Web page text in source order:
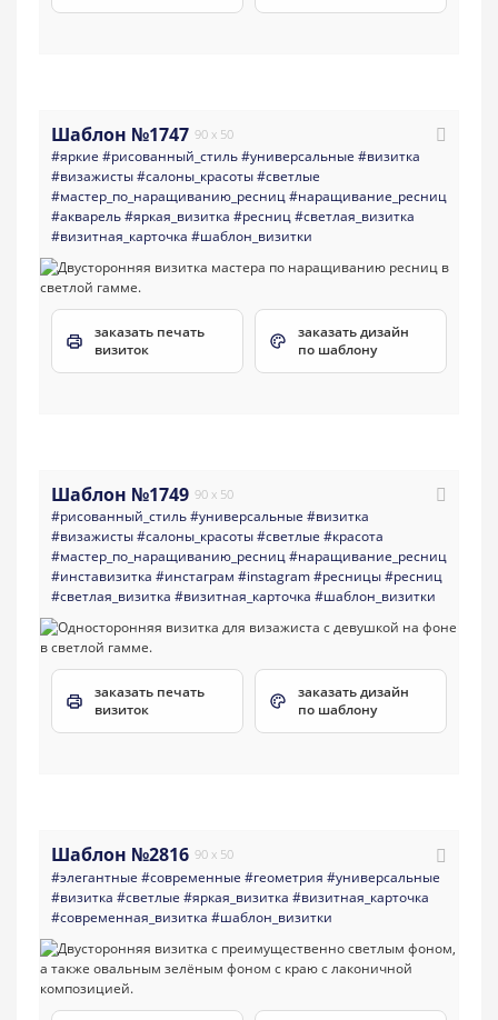
Шаблон №1747 90 x 50
#яркие #рисованный_стиль#универсальные #визитка
#визажисты#салоны_красоты#светлые
#мастер_по_наращиванию_ресниц#наращивание_ресниц
#акварель#яркая_визитка #ресниц#светлая_визитка
#визитная_карточка #шаблон_визитки
заказать печать
визиток
заказать дизайн
по шаблону
Шаблон №1749 90 x 50
#рисованный_стиль#универсальные #визитка
#визажисты#салоны_красоты#светлые #красота
#мастер_по_наращиванию_ресниц#наращивание_ресниц
#инставизитка #инстаграм #instagram#ресницы#ресниц
#светлая_визитка #визитная_карточка #шаблон_визитки
заказать печать
визиток
заказать дизайн
по шаблону
Шаблон №2816 90 x 50
#элегантные #современные #геометрия #универсальные
#визитка #светлые #яркая_визитка #визитная_карточка
#современная_визитка #шаблон_визитки